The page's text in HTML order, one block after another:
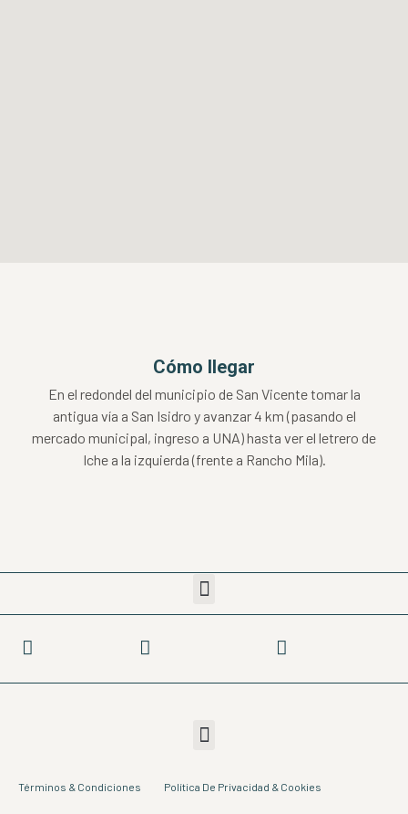
Cómo llegar
En el redondel del municipio de San Vicente tomar la
antigua vía a San Isidro y avanzar 4 km (pasando el
mercado municipal, ingreso a UNA) hasta ver el letrero de
Iche a la izquierda (frente a Rancho Mila).
Términos & Condiciones Política De Privacidad & Cookies